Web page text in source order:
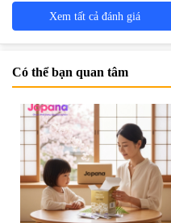
Xem tất cả đánh giá
Có thể bạn quan tâm